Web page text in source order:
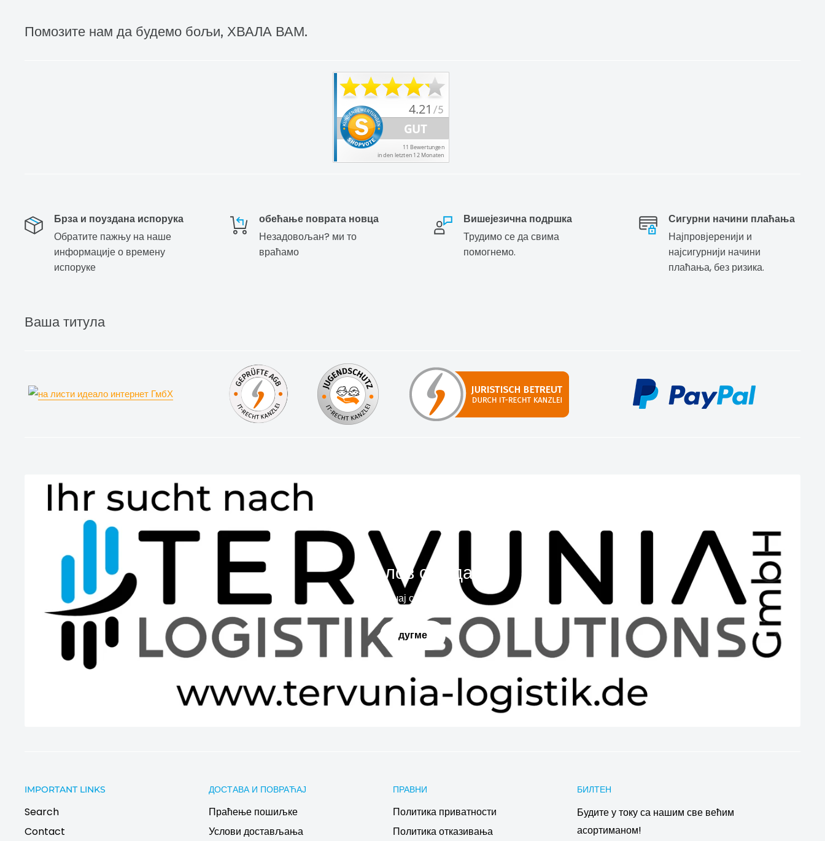
Помозите нам да будемо бољи, ХВАЛА ВАМ.
Брза и поуздана испорука
Обратите пажњу на наше
информације о времену
испоруке
обећање поврата новца
Незадовољан? ми то
враћамо
Вишејезична подршка
Трудимо се да свима
помогнемо.
Сигурни начини плаћања
Најпровјеренији и
најсигурнији начини
плаћања, без ризика.
Ваша титула
Наслов слајда
Испричај своју причу
дугме
IMPORTANT LINKS
Search
Contact
ДОСТАВА И ПОВРАЋАЈ
Праћење пошиљке
Услови достављања
ПРАВНИ
Политика приватности
Политика отказивања
БИЛТЕН
Будите у току са нашим све већим
асортиманом!